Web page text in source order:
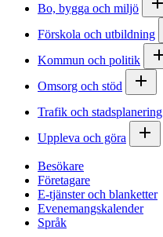
Bo, bygga och miljö
Förskola och utbildning
Kommun och politik
Omsorg och stöd
Trafik och stadsplanering
Uppleva och göra
Besökare
Företagare
E-tjänster och blanketter
Evenemangskalender
Språk